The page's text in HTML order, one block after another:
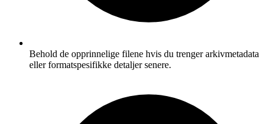
Behold de opprinnelige filene hvis du trenger arkivmetadata
eller formatspesifikke detaljer senere.